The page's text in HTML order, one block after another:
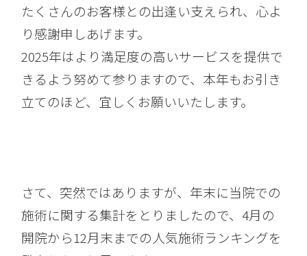
たくさんのお客様との出逢い支えられ、心よ
り感謝申しあげます。
2025年はより満足度の高いサービスを提供で
きるよう努めて参りますので、本年もお引き
立てのほど、宜しくお願いいたします。
さて、突然ではありますが、年末に当院での
施術に関する集計をとりましたので、4月の
開院から12月末までの人気施術ランキングを